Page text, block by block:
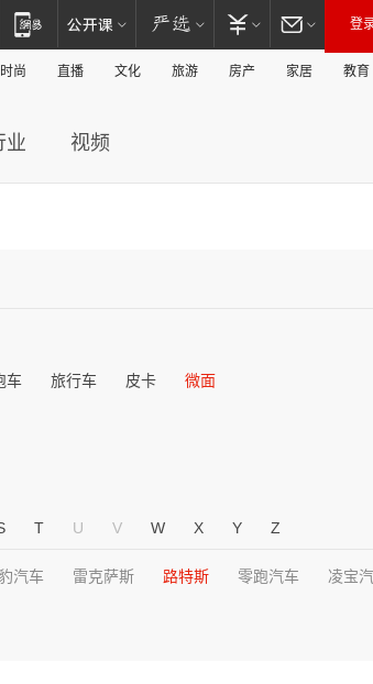
登
时尚 直播 文化 旅游 房产 家居 教育
业 视频
车 旅行车 皮卡 微面
T U V W X Y Z
汽车 雷克萨斯 路特斯 零跑汽车 凌宝